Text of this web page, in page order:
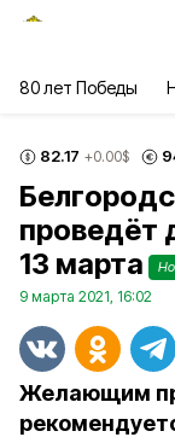
80 лет Победы
82.17 +0.00$
проведёт
13 марта
9 марта 2021, 16:02
Желающим